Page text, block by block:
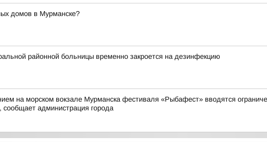
домов в Мурманске?
районной больницы временно закроется на дезинфекцию
на морском вокзале Мурманска фестиваля «Рыбафест» вводятся
администрация города